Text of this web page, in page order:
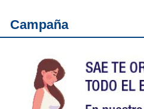
Campaña